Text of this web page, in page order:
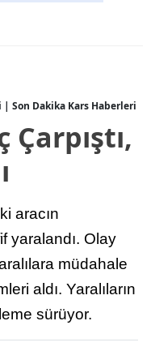
| Son Dakika Kars Haberleri
aracın
yaralandı. Olay
müdahale
aldı. Yaralıların
sürüyor.